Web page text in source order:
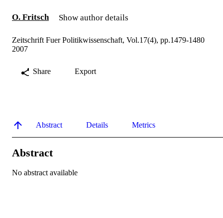
O. Fritsch Show author details
Zeitschrift Fuer Politikwissenschaft, Vol.17(4), pp.1479-1480
2007
Share Export
Abstract Details Metrics
Abstract
No abstract available